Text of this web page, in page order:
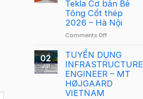
Việt
Nam
2026
Việt
Nam
2026
quay
lại
tại
Hà
Nội
Tekla Cơ bản Bê
Tông Cốt thép
2026 – Hà Nội
Comments Offon
báo
tuyển
sinh
–
02
Jul
TUYỂN DỤNG
INFRASTRUCTURE
ENGINEER – MT
HØJGAARD
VIETNAM